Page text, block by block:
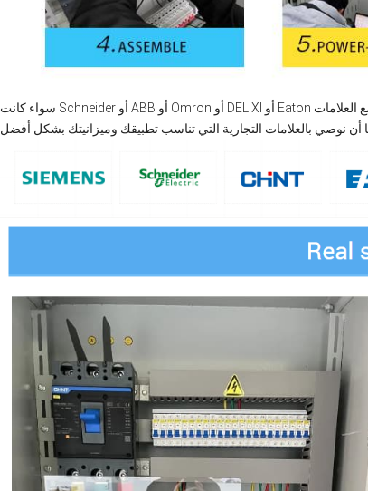
سواء كانت Schneider أو ABB أو Omron أو DELIXI أو Eaton أو غيرها من العلامات التجارية للأجزاء الكهربائية، فإننا معتادون على العمل مع العلامات